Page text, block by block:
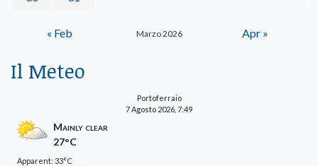
Marzo 2026
« Feb Apr »
Il Meteo
Portoferraio
7 Agosto 2026, 7:49
Mainly clear
27°C
Apparent: 33°C